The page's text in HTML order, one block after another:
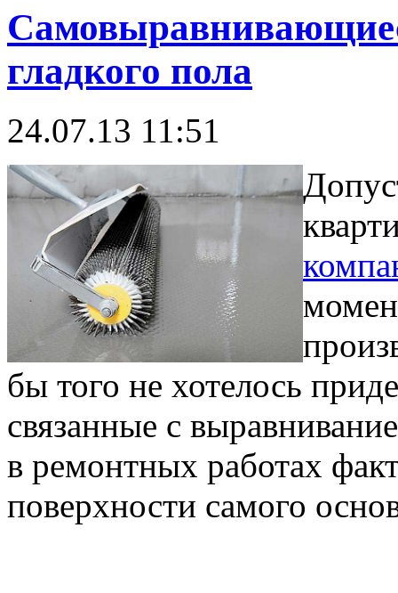
гладкого пола
24.07.13 11:51
бы того не хотелось
связанные с
в ремонтных работах
поверхности самого